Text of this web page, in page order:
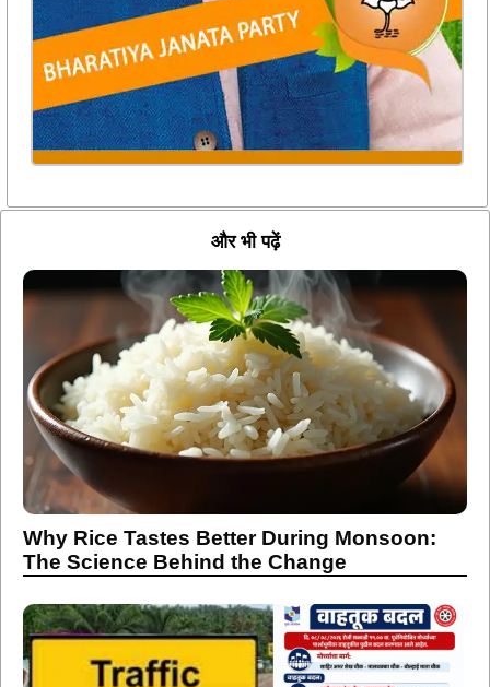
और भी पढ़ें
Why Rice Tastes Better During Monsoon:
The Science Behind the Change